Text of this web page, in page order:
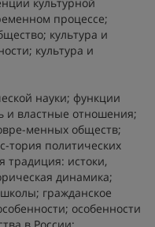
процессе;
культура и
культура и
науки; функции
и властные отношения;
менных обществ;
тория политических
традиция: истоки,
динамика;
гражданское
особенности